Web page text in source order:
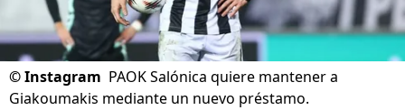
©Instagram PAOK Salónica quiere mantener a
Giakoumakis mediante un nuevo préstamo.